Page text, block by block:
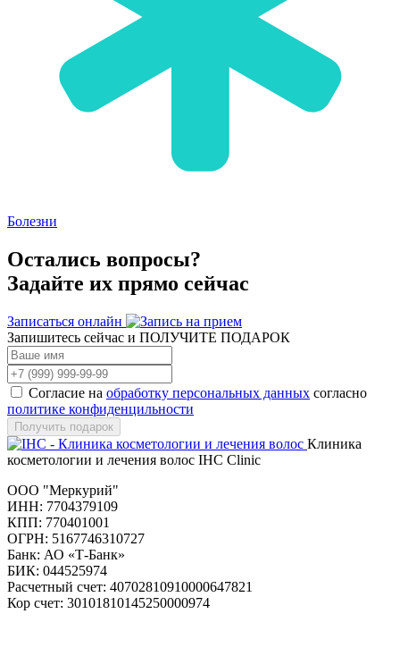
Болезни
Остались вопросы?
Задайте их прямо сейчас
Записаться онлайн
Запишитесь сейчас и ПОЛУЧИТЕ ПОДАРОК
Согласие на обработку персональных данных согласно
политике конфиденцильности
Клиника
косметологии и лечения волос IHC Clinic
ООО "Меркурий"
ИНН: 7704379109
КПП: 770401001
ОГРН: 5167746310727
Банк: АО «Т-Банк»
БИК: 044525974
Расчетный счет: 40702810910000647821
Кор счет: 30101810145250000974